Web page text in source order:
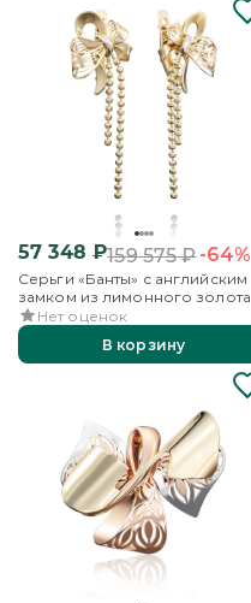
57 348 ₽159 575₽-64%
Серьги «Банты» с английским
замком из лимонного золота
Нет оценок
В корзину